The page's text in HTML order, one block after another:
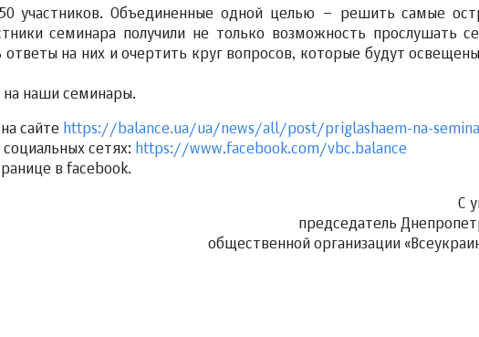
участников. Объединенные одной целью – решить самые
семинара получили не только возможность прослушать
ответы на них и очертить круг вопросов, которые будут
наши семинары.
сайте https://balance.ua/ua/news/all/post/priglashaem-na-
сетях: https://www.facebook.com/vbc.balance
в facebook.
С
председатель
общественной организации